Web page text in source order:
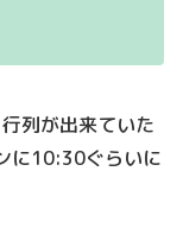
列が出来ていた
に10:30ぐらいに